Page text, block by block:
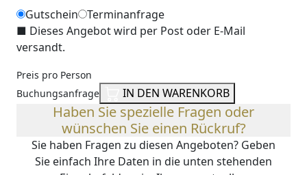
Gutschein
Terminanfrage
■ Dieses Angebot wird per Post oder E-Mail
versandt.
Preis pro Person
Buchungsanfrage
IN DEN WARENKORB
Haben Sie spezielle Fragen oder
wünschen Sie einen Rückruf?
Sie haben Fragen zu diesen Angeboten? Geben
Sie einfach Ihre Daten in die unten stehenden